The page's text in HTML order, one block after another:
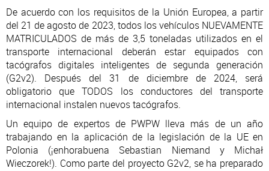
De acuerdo con los requisitos de la Unión Europea, a partir
del 21 de agosto de 2023, todos los vehículos NUEVAMENTE
MATRICULADOS de más de 3,5 toneladas utilizados en el
transporte internacional deberán estar equipados con
tacógrafos digitales inteligentes de segunda generación
(G2v2). Después del 31 de diciembre de 2024, será
obligatorio que TODOS los conductores del transporte
internacional instalen nuevos tacógrafos.
Un equipo de expertos de PWPW lleva más de un año
trabajando en la aplicación de la legislación de la UE en
Polonia (¡enhorabuena Sebastian Niemand y Michał
Wieczorek!). Como parte del proyecto G2v2, se ha preparado